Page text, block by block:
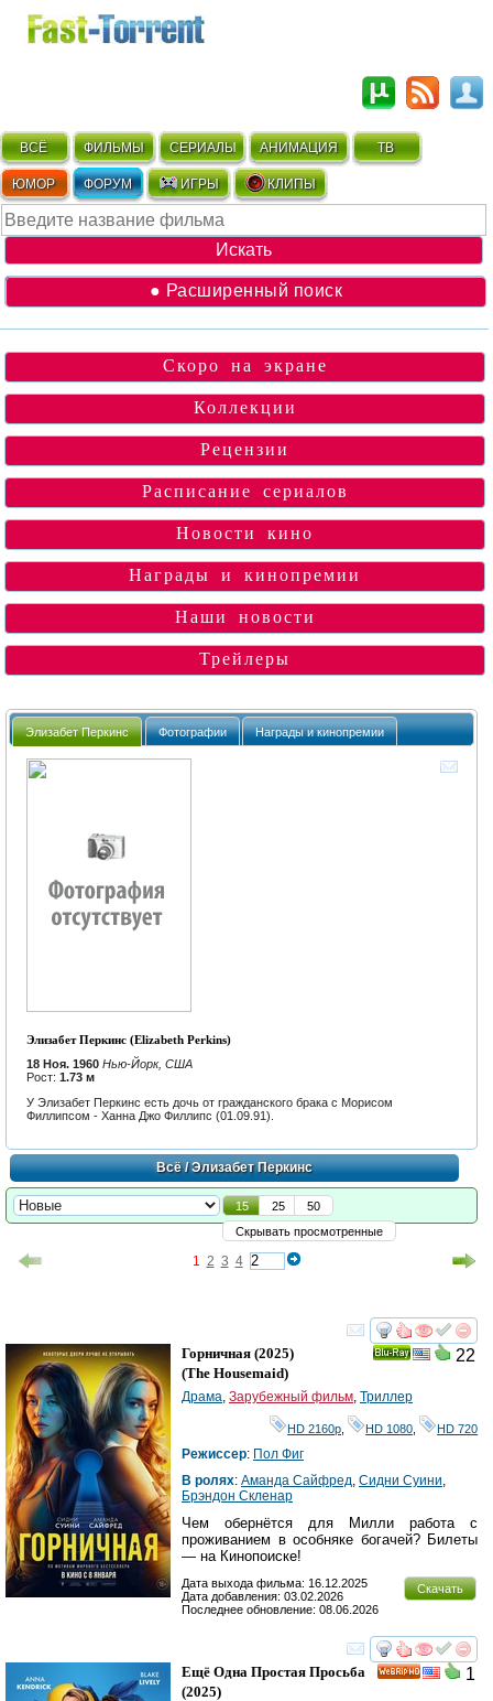
ВСЁ ФИЛЬМЫ СЕРИАЛЫ АНИМАЦИЯ ТВ
ЮМОР ФОРУМ ИГРЫ КЛИПЫ
● Расширенный поиск
Скоро на экране
Коллекции
Рецензии
Расписание сериалов
Новости кино
Награды и кинопремии
Наши новости
Трейлеры
Элизабет Перкинс Фотографии Награды и кинопремии
Элизабет Перкинс (Elizabeth Perkins)
18 Ноя. 1960 Нью-Йорк, США
Рост: 1.73 м
У Элизабет Перкинс есть дочь от гражданского брака с Морисом
Филлипсом - Ханна Джо Филлипс (01.09.91).
Всё/ Элизабет Перкинс
15 25
50
Скрывать просмотренные
1 2 3 4
смотреть
22
Горничная (2025)
(The Housemaid)
Драма Зарубежный фильм Триллер
HD 2160р HD 1080 HD 720
Режиссер: Пол Фиг
В ролях: Аманда Сайфред Сидни Суини
Брэндон Скленар
Чем обернётся для Милли работа с
проживанием в особняке богачей? Билеты
— на Кинопоиске!
Скачать
Дата выхода фильма: 16.12.2025
Дата добавления: 03.02.2026
Последнее обновление: 08.06.2026
смотреть
1
Ещё Одна Простая Просьба
(2025)